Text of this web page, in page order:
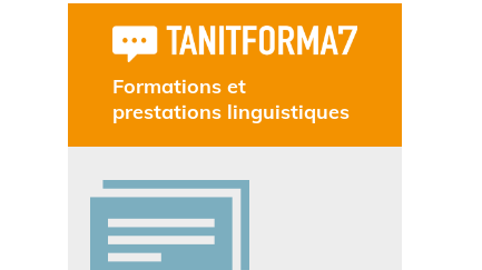
Formations et
prestations linguistiques